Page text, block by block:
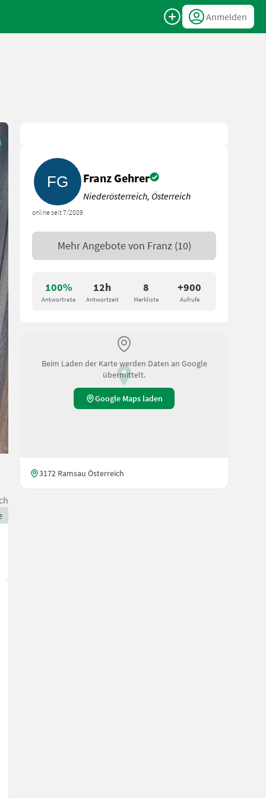
Anmelden
100%
Antwortrate
12h
Antwortzeit
8
Merkliste
+900
Aufrufe
online seit 7/2009
Franz Gehrer
Niederösterreich, Österreich
Mehr Angebote von Franz (10)
Beim Laden der Karte werden Daten an Google
übermittelt.
Google Maps laden
3172 Ramsau Österreich